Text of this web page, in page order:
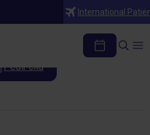
International
Avanzada
Pedir cita